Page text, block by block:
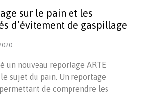
sur le pain et les
d’évitement de gaspillage
un nouveau reportage ARTE
le sujet du pain. Un reportage
de comprendre les